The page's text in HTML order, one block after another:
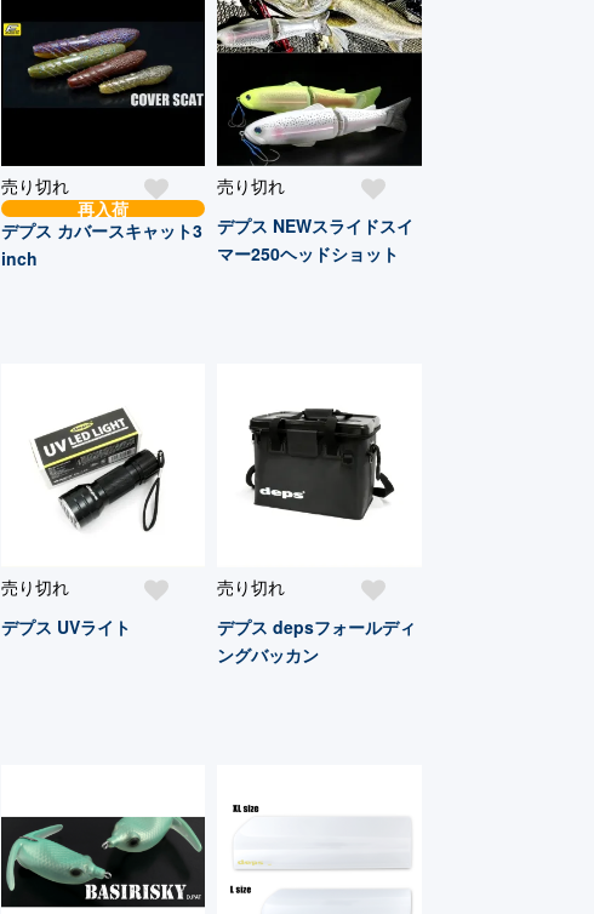
売り切れ
再入荷
デプス カバースキャット3
inch
売り切れ
デプス NEWスライドスイ
マー250ヘッドショット
売り切れ
デプス UVライト
売り切れ
デプス depsフォールディ
ングバッカン